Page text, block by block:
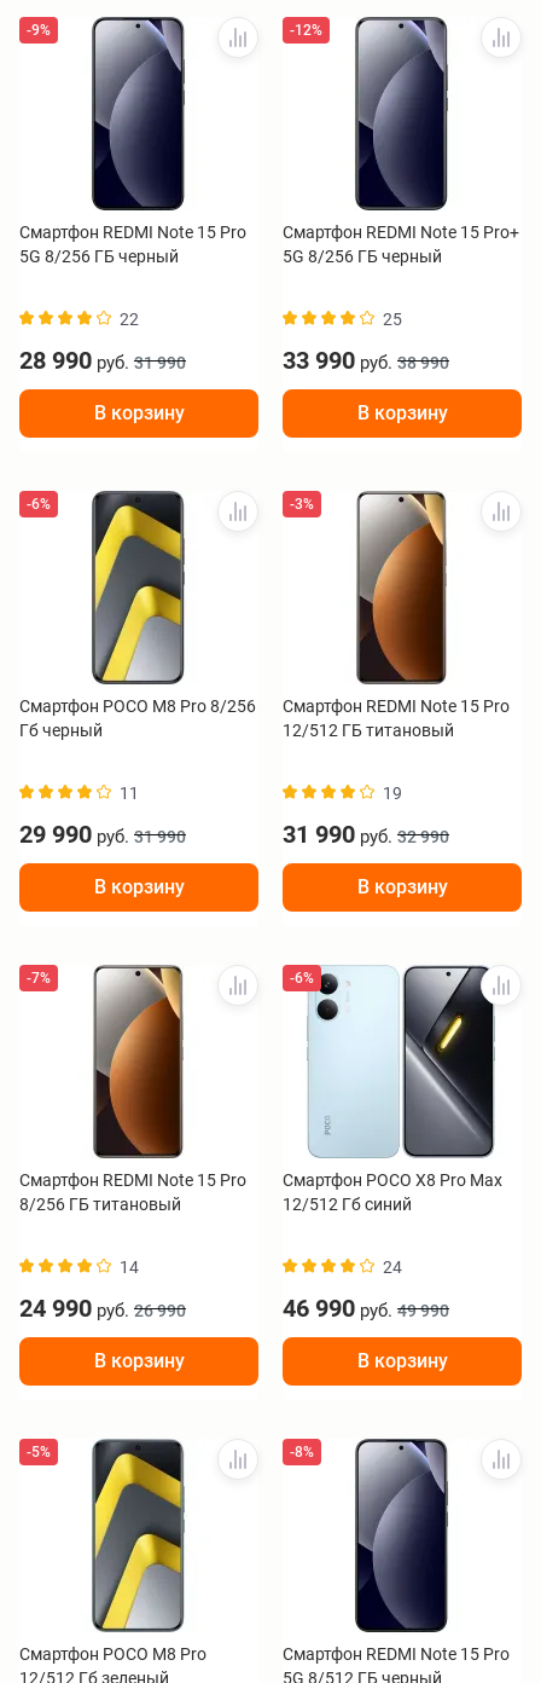
-9%
Смартфон REDMI Note 15 Pro
5G 8/256 ГБ черный
22
28 990 руб. 31 990
В корзину
-12%
Смартфон REDMI Note 15 Pro+
5G 8/256 ГБ черный
25
33 990 руб. 38 990
В корзину
-6%
Смартфон POCO M8 Pro 8/256
Гб черный
11
29 990 руб. 31 990
В корзину
-3%
Смартфон REDMI Note 15 Pro
12/512 ГБ титановый
19
31 990 руб. 32 990
В корзину
-7%
Смартфон REDMI Note 15 Pro
8/256 ГБ титановый
14
24 990 руб. 26 990
В корзину
-6%
Смартфон POCO X8 Pro Max
12/512 Гб синий
24
46 990 руб. 49 990
В корзину
-5%
Смартфон POCO M8 Pro
12/512 Гб зеленый
-8%
Смартфон REDMI Note 15 Pro
5G 8/512 ГБ черный